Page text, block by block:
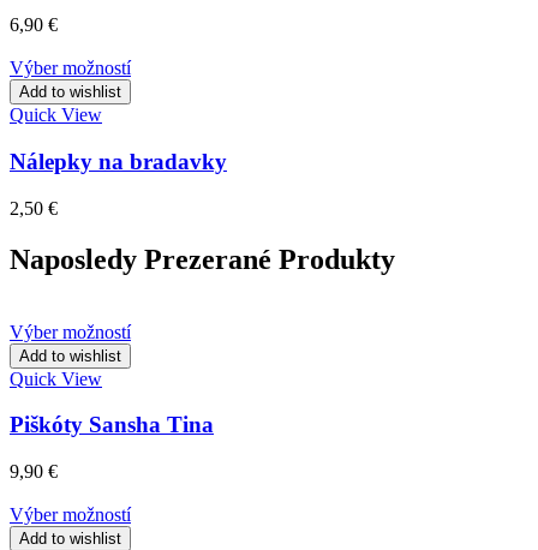
6,90 €
Výber možností
Add to wishlist
Quick View
Nálepky na bradavky
2,50 €
Naposledy Prezerané Produkty
Výber možností
Add to wishlist
Quick View
Piškóty Sansha Tina
9,90 €
Výber možností
Add to wishlist